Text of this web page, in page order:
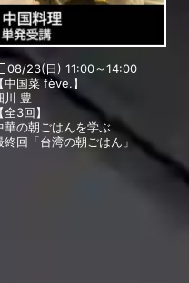
08/23(日) 11:00～14:00
【中国菜 fève.】
川 豊
【全3回】
華の朝ごはんを学ぶ
終回「台湾の朝ごはん」